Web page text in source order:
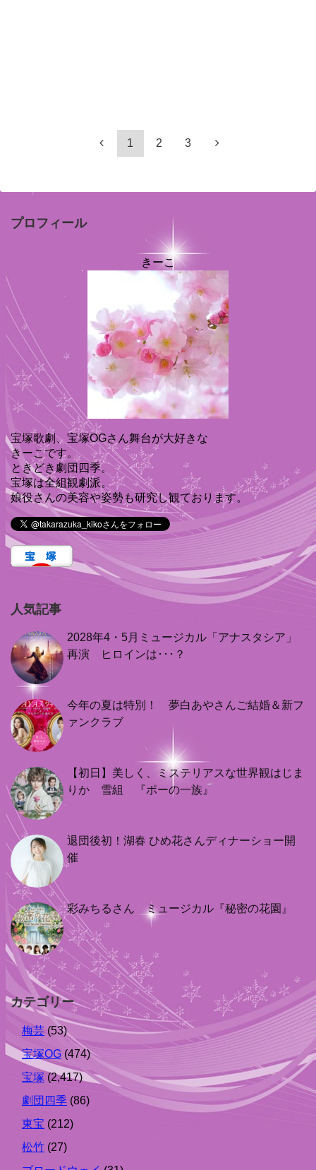
1 2 3
プロフィール
きーこ
宝塚歌劇、宝塚OGさん舞台が大好きな
きーこです。
ときどき劇団四季。
宝塚は全組観劇派。
娘役さんの美容や姿勢も研究し観ております。
人気記事
2028年4・5月ミュージカル「アナスタシア」
再演 ヒロインは･･･？
今年の夏は特別！ 夢白あやさんご結婚＆新フ
ァンクラブ
【初日】美しく、ミステリアスな世界観はじま
りか 雪組 『ポーの一族』
退団後初！湖春 ひめ花さんディナーショー開
催
彩みちるさん ミュージカル『秘密の花園』
カテゴリー
梅芸 (53)
宝塚OG (474)
宝塚 (2,417)
劇団四季 (86)
東宝 (212)
松竹 (27)